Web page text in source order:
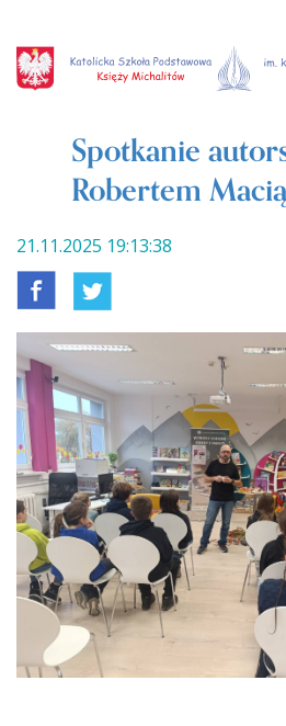
Spotkanie
Robertem
21.11.2025 19:13:38